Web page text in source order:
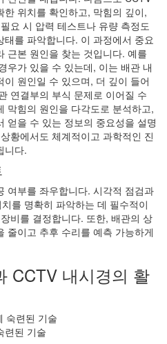
위치를 확인하고, 막힘의 깊이,
요 시 압력 테스트나 유량 측정도
를 파악합니다. 이 과정에서 중요
근본 원인을 찾는 것입니다. 예를
우가 있을 수 있는데, 이는 배관 내
원인일 수 있으며, 더 깊이 들어
연결부의 부식 문제로 이어질 수
막힘의 원인을 다각도로 분석하고,
얻을 수 있는 정보의 중요성을 설명
황에서도 체계적이고 과학적인 진
니다.
여부를 좌우합니다. 시각적 점검과
를 명확히 파악하는 데 필수적이
비를 결정합니다. 또한, 배관의 상
줄이고 추후 수리를 예측 가능하게
CCTV 내시경의 활
련된 기술